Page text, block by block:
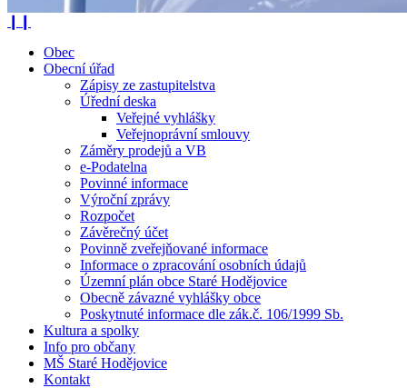
Obec
Obecní úřad
Zápisy ze zastupitelstva
Úřední deska
Veřejné vyhlášky
Veřejnoprávní smlouvy
Záměry prodejů a VB
e-Podatelna
Povinné informace
Výroční zprávy
Rozpočet
Závěrečný účet
Povinně zveřejňované informace
Informace o zpracování osobních údajů
Územní plán obce Staré Hodějovice
Obecně závazné vyhlášky obce
Poskytnuté informace dle zák.č. 106/1999 Sb.
Kultura a spolky
Info pro občany
MŠ Staré Hodějovice
Kontakt